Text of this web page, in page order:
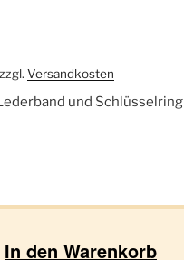
zzgl. Versandkosten
und Schlüsselring
In den Warenkorb